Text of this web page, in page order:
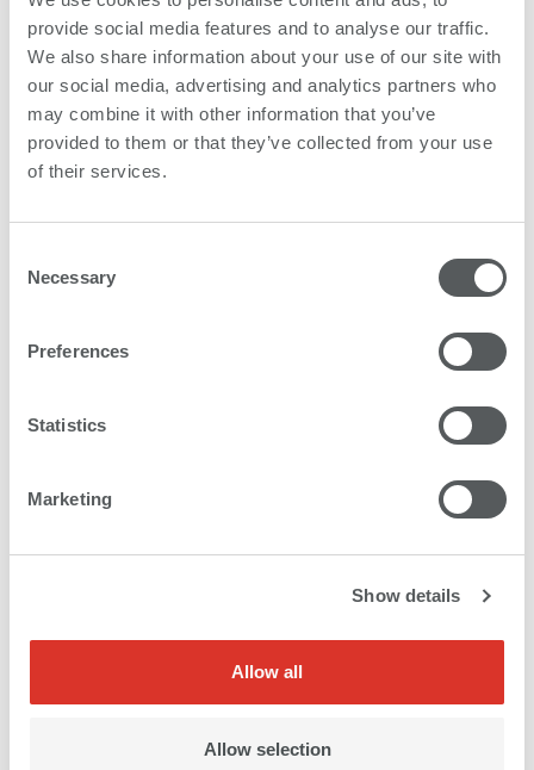
provide social media features and to analyse our traffic.
We also share information about your use of our site with
our social media, advertising and analytics partners who
may combine it with other information that you’ve
provided to them or that they’ve collected from your use
of their services.
Selection
Necessary
Preferences
Statistics
Marketing
Show details
Allow all
Allow selection
EDP Award 2019
Karibu | Kategorie: Rollendrucker >
320 cm
Drucker des Jahres 2019
Druck & Medien für Karibu, den
Flachbett/Hybriddrucker > 250 m²/h
Preis der Rheintaler Wirtschaft
2017
swissQprint als Unternehmen